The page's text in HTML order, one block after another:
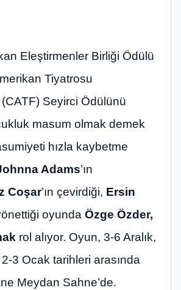
Eleştirmenler Birliği Ödülü
Tiyatrosu
(CATF) Seyirci Ödülünü
masum olmak demek
hızla kaybetme
Adams’ın
Coşar’ın çevirdiği, Ersin
oyunda Özge Özder,
rol alıyor. Oyun, 3-6 Aralık,
3 Ocak tarihleri arasında
Meydan Sahne’de.